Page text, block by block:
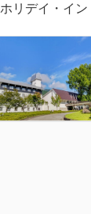
ホリデイ・イン